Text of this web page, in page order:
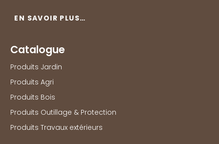
EN SAVOIR PLUS…
Catalogue
Produits Jardin
Produits Agri
Produits Bois
Produits Outillage & Protection
Produits Travaux extérieurs